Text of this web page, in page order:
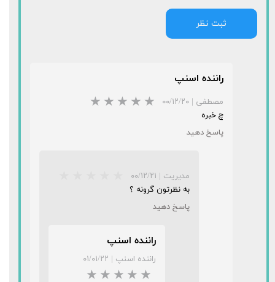
ثبت نظر
راننده اسنپ
مصطفی | ۰۰/۱۲/۲۰
چ خبره
پاسخ دهید
مدیریت | ۰۰/۱۲/۲۱
به نظرتون گرونه ؟
پاسخ دهید
راننده اسنپ
راننده اسنپ | ۰۱/۰۱/۲۲